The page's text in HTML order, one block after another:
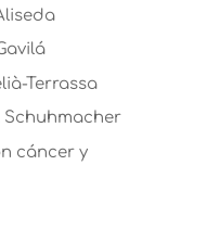
Terrassa
Schuhmacher
cáncer y